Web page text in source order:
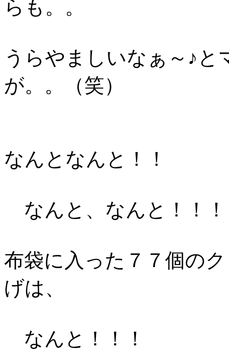
らも。。
うらやましいなぁ～♪
が。。（笑）
なんとなんと！！
なんと、なんと！！
布袋に入った７７個の
げは、
なんと！！！